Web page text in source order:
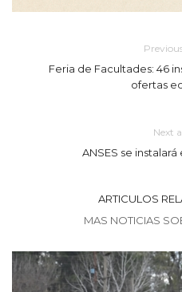
Feria de Facultades: 46
ofertas
Next
ANSES se
ARTICULOS
MAS NOTICIAS